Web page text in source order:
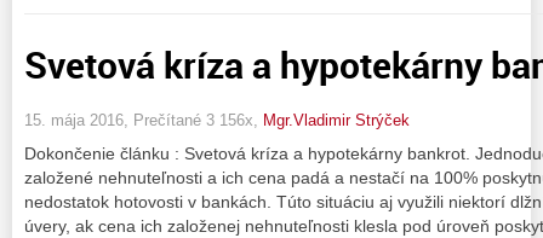
Svetová kríza a hypotekárny
15. mája 2016, Prečítané 3 156x, Mgr.Vladimir Strýček
Dokončenie článku : Svetová kríza a hypotekárny bankrot.
založené nehnuteľnosti a ich cena padá a nestačí na 100%
nedostatok hotovosti v bankách. Túto situáciu aj využili niektorí
úvery, ak cena ich založenej nehnuteľnosti klesla pod úroveň